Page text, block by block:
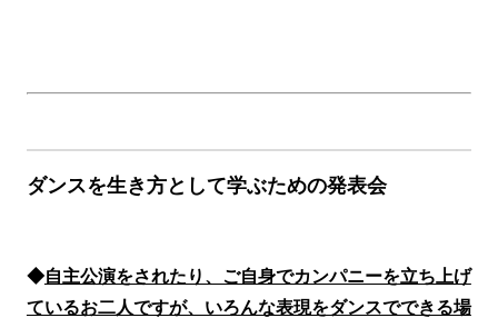
ダンスを生き方として学ぶための発表会
◆自主公演をされたり、ご自身でカンパニーを立ち上げ
ているお二人ですが、いろんな表現をダンスでできる場